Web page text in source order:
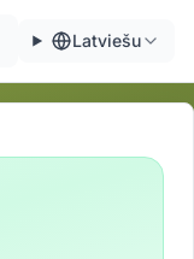
Latviešu